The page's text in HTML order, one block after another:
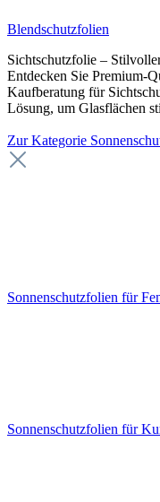
Blendschutzfolien
Sichtschutzfolie –
Entdecken Sie Premium-
Kaufberatung für
Lösung, um Glasflächen
Zur Kategorie
Sonnenschutzfolien für
Sonnenschutzfolien für